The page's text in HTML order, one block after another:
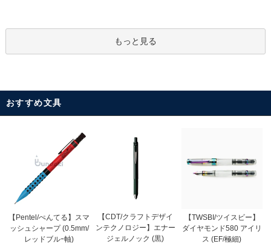
もっと見る
おすすめ文具
【Pentel/ぺんてる】スマ
ッシュシャープ (0.5mm/
レッドブルｰ軸)
【CDT/クラフトデザイ
ンテクノロジー】エナー
ジェルノック (黒)
【TWSBI/ツイスビー】
ダイヤモンド580 アイリ
ス (EF/極細)